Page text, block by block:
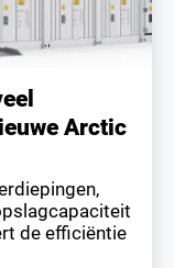
Arctic
de efficiëntie